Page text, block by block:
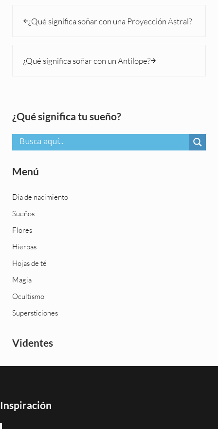
¿Qué significa soñar con una Proyección Astral?
¿Qué significa soñar con un Antílope?
Sidebar
¿Qué significa tu sueño?
Menú
Día de nacimiento
Sueños
Flores
Hierbas
Hojas de té
Magia
Ocultismo
Supersticiones
Videntes
Inspiración